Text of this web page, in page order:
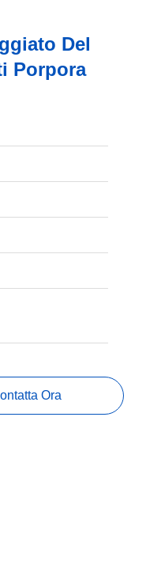
Del
Porpora
Ora